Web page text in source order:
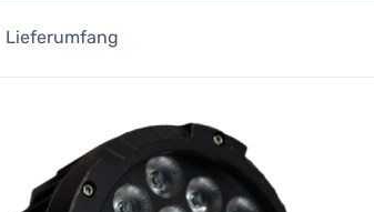
Lieferumfang